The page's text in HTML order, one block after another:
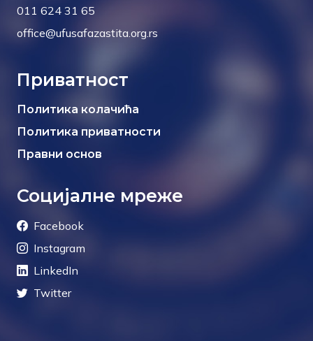
011 624 31 65
office@ufusafazastita.org.rs
Приватност
Политика колачића
Политика приватности
Правни основ
Социјалне мреже
Facebook
Instagram
LinkedIn
Twitter